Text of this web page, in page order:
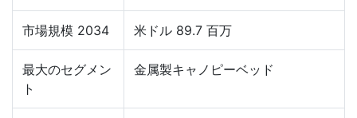
市場規模 2034 米ドル 89.7 百万
最大のセグメン
ト
金属製キャノピーベッド